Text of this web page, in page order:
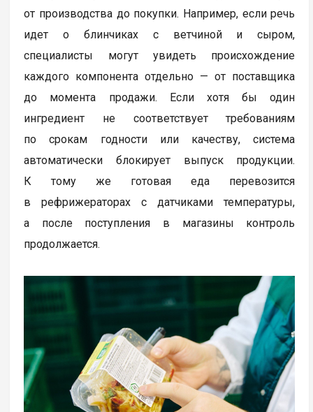
от производства до покупки. Например, если речь
идет о блинчиках с ветчиной и сыром,
специалисты могут увидеть происхождение
каждого компонента отдельно — от поставщика
до момента продажи. Если хотя бы один
ингредиент не соответствует требованиям
по срокам годности или качеству, система
автоматически блокирует выпуск продукции.
К тому же готовая еда перевозится
в рефрижераторах с датчиками температуры,
а после поступления в магазины контроль
продолжается.